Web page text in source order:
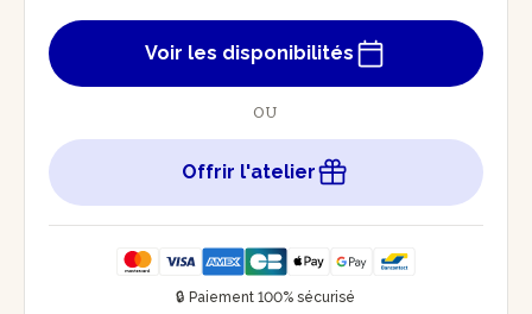
Voir les disponibilités
OU
Offrir l'atelier
🔒 Paiement 100% sécurisé